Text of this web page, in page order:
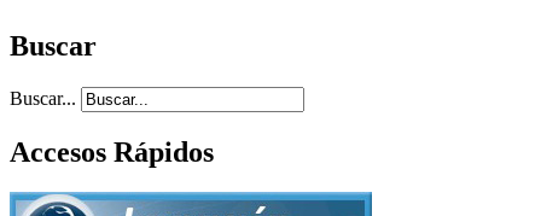
Buscar
Buscar...
Accesos Rápidos